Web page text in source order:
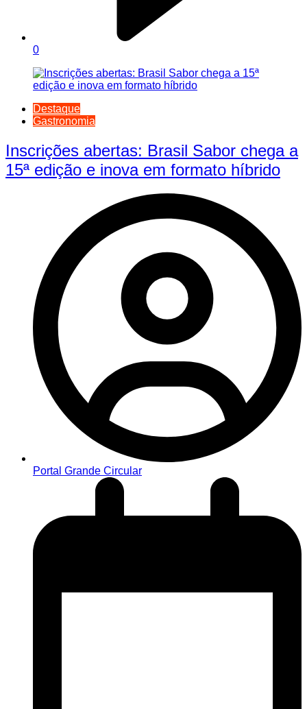
0
Destaque
Gastronomia
Inscrições abertas: Brasil Sabor chega a
15ª edição e inova em formato híbrido
Portal Grande Circular